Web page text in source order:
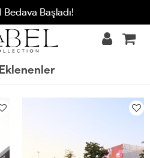
Bedava Başladı!